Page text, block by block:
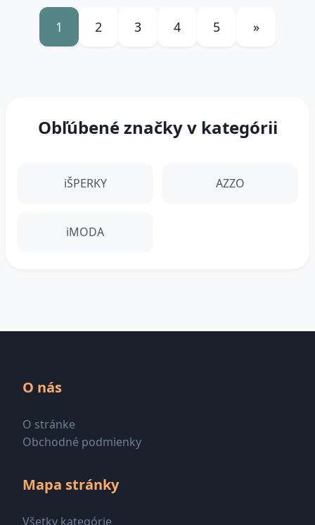
1 2 3 4 5 »
Obľúbené značky v kategórii
iŠPERKY AZZO
iMODA
O nás
O stránke
Obchodné podmienky
Mapa stránky
Všetky kategórie